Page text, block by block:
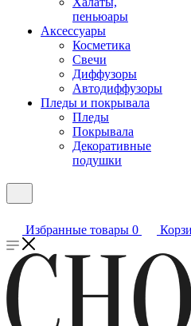
пеньюары
Аксессуары
Косметика
Свечи
Диффузоры
Автодиффузоры
Пледы и покрывала
Пледы
Покрывала
Декоративные
подушки
Избранные товары 0